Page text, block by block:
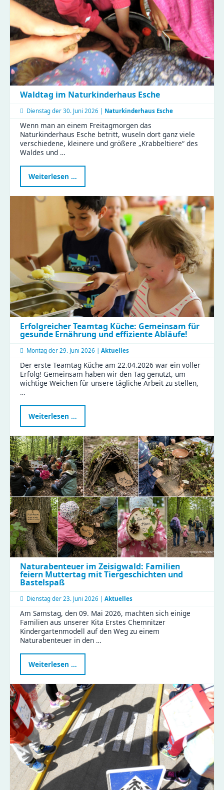
Waldtag im Naturkinderhaus Esche
Dienstag der 30. Juni 2026 | Naturkinderhaus Esche
Wenn man an einem Freitagmorgen das
Naturkinderhaus Esche betritt, wuseln dort ganz viele
verschiedene, kleinere und größere „Krabbeltiere“ des
Waldes und …
Weiterlesen …
im
Naturkinderhaus
Esche
Erfolgreicher Teamtag Küche: Gemeinsam für
gesunde Ernährung und effiziente Abläufe!
Montag der 29. Juni 2026 | Aktuelles
Der erste Teamtag Küche am 22.04.2026 war ein voller
Erfolg! Gemeinsam haben wir den Tag genutzt, um
wichtige Weichen für unsere tägliche Arbeit zu stellen,
…
Weiterlesen …
Teamtag
Küche:
Gemeinsam
für
gesunde
Ernährung
und
effiziente
Abläufe!
Naturabenteuer im Zeisigwald: Familien
feiern Muttertag mit Tiergeschichten und
Bastelspaß
Dienstag der 23. Juni 2026 | Aktuelles
Am Samstag, den 09. Mai 2026, machten sich einige
Familien aus unserer Kita Erstes Chemnitzer
Kindergartenmodell auf den Weg zu einem
Naturabenteuer in den …
Weiterlesen …
im
Familien
feiern
Muttertag
mit
Tiergeschichten
und
Bastelspaß